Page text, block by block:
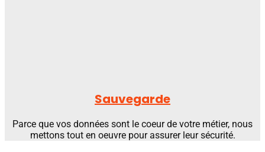
Sauvegarde
Parce que vos données sont le coeur de votre métier, nous
mettons tout en oeuvre pour assurer leur sécurité.